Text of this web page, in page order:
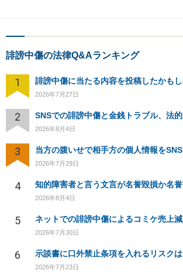
誹謗中傷の法律Q&Aランキング
1
2026年7月27日
2 SNSでの誹謗中傷と金銭トラブル、法
2026年8月4日
3
2026年7月29日
4
2026年8月4日
5
2026年7月30日
6 示談書に口外禁止条項を入れるリスク
2026年7月23日